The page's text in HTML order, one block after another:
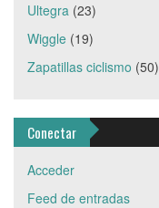
Ultegra (23)
Wiggle (19)
Zapatillas ciclismo (50)
Conectar
Acceder
Feed de entradas